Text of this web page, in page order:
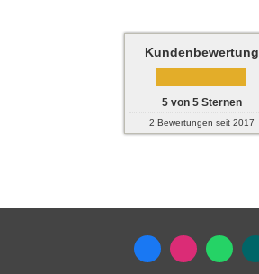
Kundenbewertung
5von 5Sternen
2 Bewertungen seit 2017